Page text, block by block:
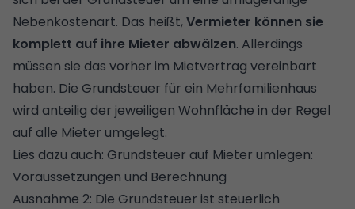
Nebenkostenart. Das heißt,Vermieter können sie
komplett auf ihre Mieter abwälzen. Allerdings
müssen sie das vorher im Mietvertrag vereinbart
haben. Die Grundsteuer für ein Mehrfamilienhaus
wird anteilig der jeweiligen Wohnfläche in der Regel
auf alle Mieter umgelegt.
Lies dazu auch: Grundsteuer auf Mieter umlegen:
Voraussetzungen und Berechnung
Ausnahme 2: Die Grundsteuer ist steuerlich